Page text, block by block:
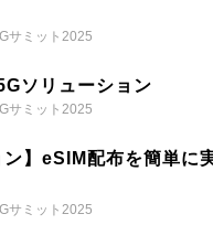
サミット2025
ソリューション
サミット2025
ン】eSIM配布を簡単に
サミット2025